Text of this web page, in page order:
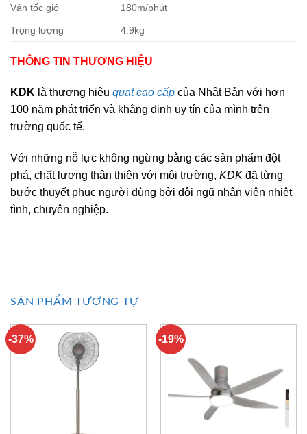
Vận tốc gió 180m/phút
Trọng lượng 4.9kg
THÔNG TIN THƯƠNG HIỆU
KDK là thương hiệu quạt cao cấp của Nhật Bản với hơn
100 năm phát triển và khằng định uy tín của mình trên
trường quốc tế.
Với những nỗ lực không ngừng bằng các sản phẩm đột
phá, chất lượng thân thiện với môi trường, KDK đã từng
bước thuyết phục người dùng bởi đội ngũ nhân viên nhiệt
tình, chuyên nghiệp.
SẢN PHẨM TƯƠNG TỰ
-37% -19%